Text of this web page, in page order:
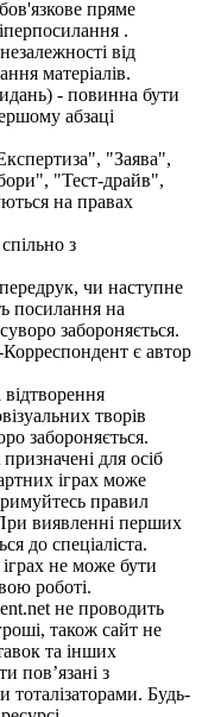
пряме
.
від
матеріалів.
- повинна бути
абзаці
"Заява",
"Тест-драйв",
на правах
з
чи наступне
посилання на
забороняється.
є автор
творів
забороняється.
для осіб
іграх може
правил
виявленні перших
до спеціаліста.
не може бути
роботі.
не проводить
також сайт не
та інших
пов’язані з
тоталізаторами. Будь-